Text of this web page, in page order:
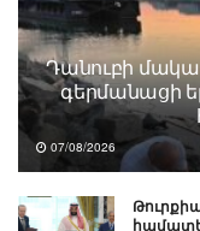
Դանուբի
գերմանացի
07/08/2026